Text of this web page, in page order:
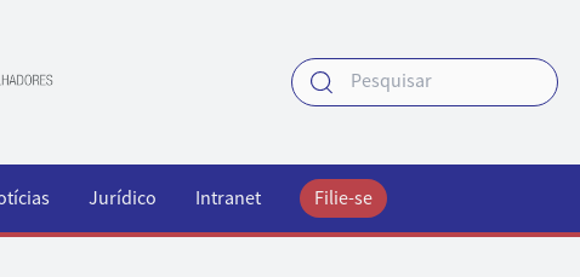
Jurídico Intranet Filie-se